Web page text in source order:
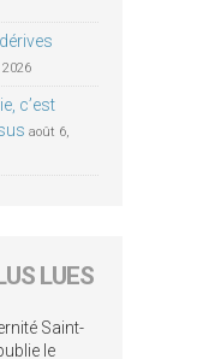
c’est
août 6,
LUES
Saint-
le